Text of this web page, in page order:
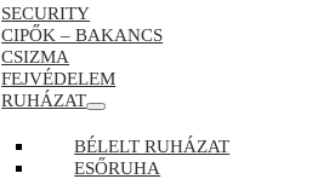
SECURITY
CIPŐK – BAKANCS
CSIZMA
FEJVÉDELEM
RUHÁZAT
BÉLELT RUHÁZAT
ESŐRUHA